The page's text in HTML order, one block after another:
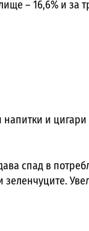
– 16,6% и за
и цигари
спад в
зеленчуците.